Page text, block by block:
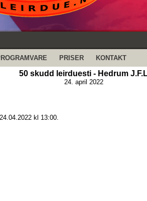
PRISER KONTAKT
50 skudd leirduesti - Hedrum
24. april 2022
kl 13:00.